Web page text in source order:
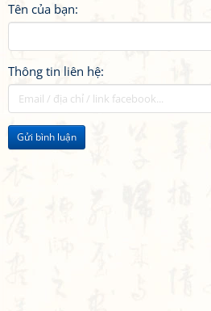
Tên của bạn:
Thông tin liên hệ:
Gửi bình luận